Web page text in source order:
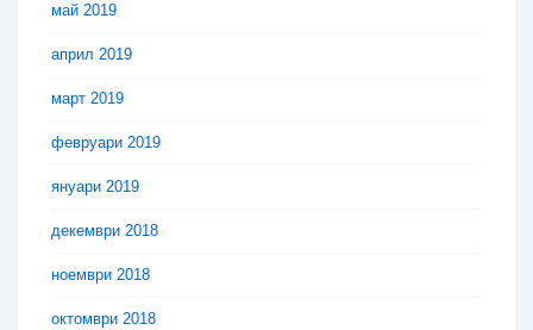
май 2019
април 2019
март 2019
февруари 2019
януари 2019
декември 2018
ноември 2018
октомври 2018